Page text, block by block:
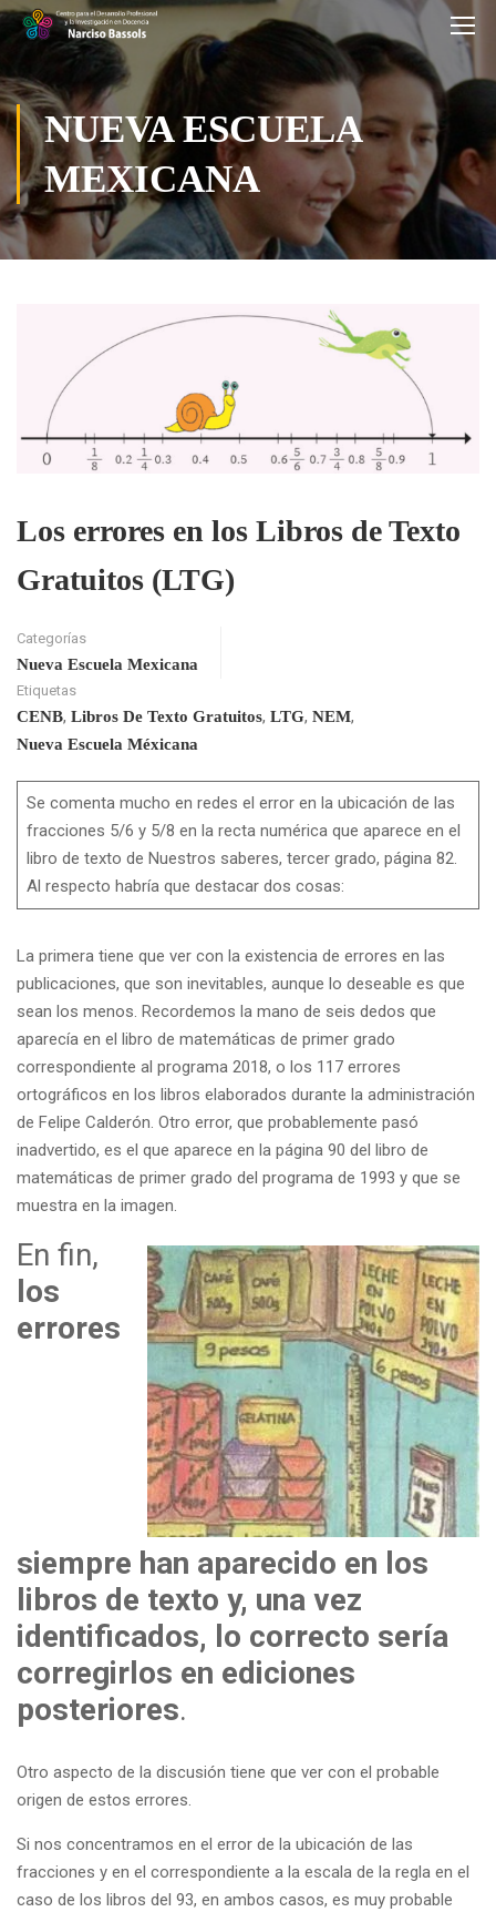
NUEVA ESCUELA
MEXICANA
Los errores en los Libros de Texto
Gratuitos (LTG)
Categorías
Nueva Escuela Mexicana
Etiquetas
CENB, Libros De Texto Gratuitos, LTG, NEM,
Nueva Escuela Méxicana
Se comenta mucho en redes el error en la ubicación de las
fracciones 5/6 y 5/8 en la recta numérica que aparece en el
libro de texto de Nuestros saberes, tercer grado, página 82.
Al respecto habría que destacar dos cosas:
La primera tiene que ver con la existencia de errores en las
publicaciones, que son inevitables, aunque lo deseable es que
sean los menos. Recordemos la mano de seis dedos que
aparecía en el libro de matemáticas de primer grado
correspondiente al programa 2018, o los 117 errores
ortográficos en los libros elaborados durante la administración
de Felipe Calderón. Otro error, que probablemente pasó
inadvertido, es el que aparece en la página 90 del libro de
matemáticas de primer grado del programa de 1993 y que se
muestra en la imagen.
En fin,
los
errores
siempre han aparecido en los
libros de texto y, una vez
identificados, lo correcto sería
corregirlos en ediciones
posteriores.
Otro aspecto de la discusión tiene que ver con el probable
origen de estos errores.
Si nos concentramos en el error de la ubicación de las
fracciones y en el correspondiente a la escala de la regla en el
caso de los libros del 93, en ambos casos, es muy probable